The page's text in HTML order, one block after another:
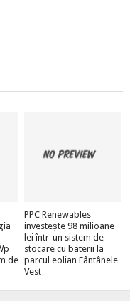
de
PPC Renewables
investește 98 milioane
lei într-un sistem de
stocare cu baterii la
parcul eolian Fântânele
Vest